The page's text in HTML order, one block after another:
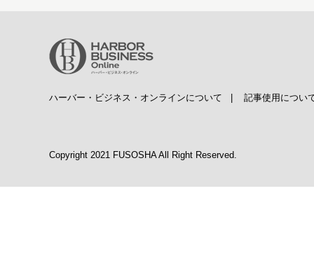
ハーバー・ビジネス・オンラインについて 記事使用につい
Copyright 2021 FUSOSHA All Right Reserved.